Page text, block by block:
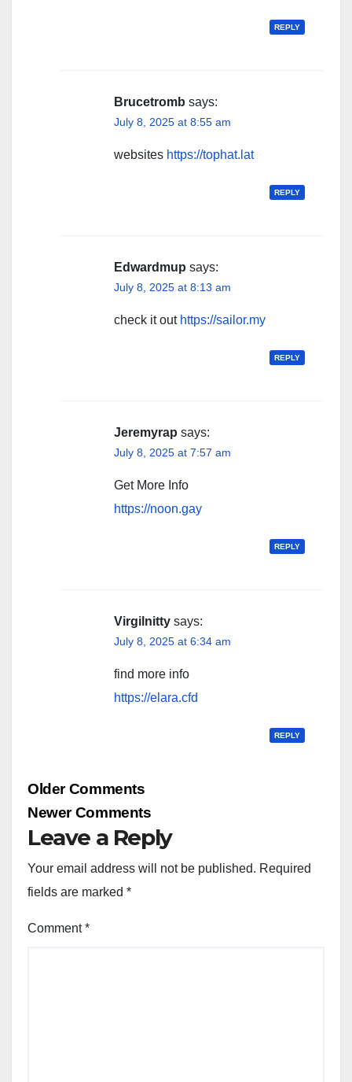
REPLY
Brucetromb says:
July 8, 2025 at 8:55 am
websites https://tophat.lat
REPLY
Edwardmup says:
July 8, 2025 at 8:13 am
check it out https://sailor.my
REPLY
Jeremyrap says:
July 8, 2025 at 7:57 am
Get More Info
https://noon.gay
REPLY
Virgilnitty says:
July 8, 2025 at 6:34 am
find more info
https://elara.cfd
REPLY
Comment
Older Comments
Newer Comments
Leave a Reply
Your email address will not be published. Required
fields are marked *
Comment*